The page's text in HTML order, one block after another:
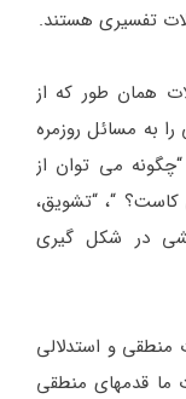
تفسیری هستند.
همان طور که از
به مسائل روزمره
می توان از
“، “تشویق،
در شکل گیری
منطقی و استدلالی
ما قدمهای منطقی